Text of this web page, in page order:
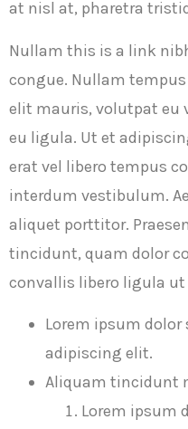
at nisl at, pharetra
Nullam this is a link
congue. Nullam
elit mauris, volutpat eu
eu ligula. Ut et
erat vel libero tempus
interdum vestibulum.
aliquet porttitor.
tincidunt, quam dolor
convallis libero ligula ut
Lorem ipsum
adipiscing elit.
Aliquam tincidunt
Lorem ipsum